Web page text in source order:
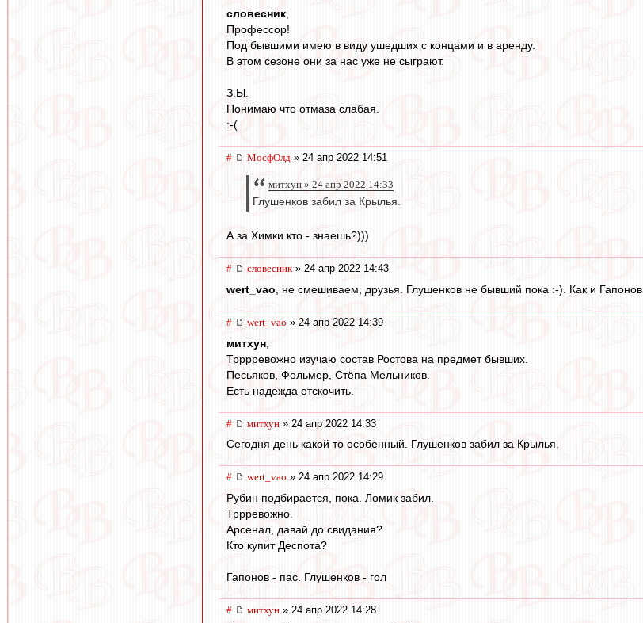
словесник
Профессор!
Под бывшими имею в виду ушедших с концами и в аренду.
В этом сезоне они за нас уже не сыграют.
З.Ы.
Понимаю что отмаза слабая.
:-(
# МосфОлд » 24 апр 2022 14:51
митхун » 24 апр 2022 14:33
Глушенков забил за Крылья.
А за Химки кто - знаешь?)))
# словесник» 24 апр 2022 14:43
wert_vao , не смешиваем, друзья. Глушенков не бывший пока :-). Как и Гапонов.
# wert_vao » 24 апр 2022 14:39
митхун
Трррревожно изучаю состав Ростова на предмет бывших.
Песьяков, Фольмер, Стёпа Мельников.
Есть надежда отскочить.
# митхун » 24 апр 2022 14:33
Сегодня день какой то особенный. Глушенков забил за Крылья.
# wert_vao » 24 апр 2022 14:29
Рубин подбирается, пока. Ломик забил.
Тррревожно.
Арсенал, давай до свидания?
Кто купит Деспота?
Гапонов - пас. Глушенков - гол
# митхун » 24 апр 2022 14:28